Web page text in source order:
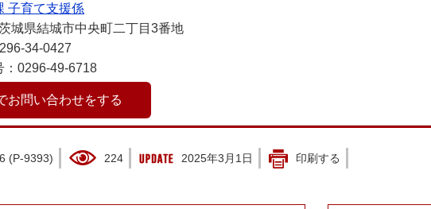
子育て支援係
城県結城市中央町二丁目3番地
34-0427
：0296-49-6718
お問い合わせをする
(P-9393) 224 2025年3月1日 印刷する